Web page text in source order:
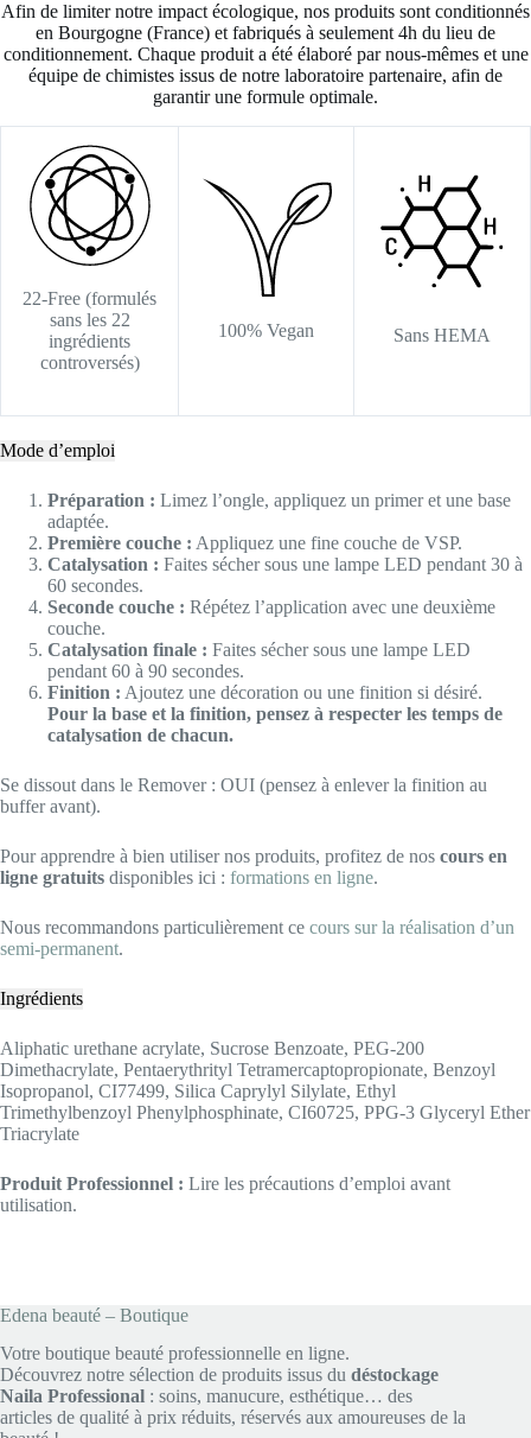
Afin de limiter notre impact écologique, nos produits sont conditionnés
en Bourgogne (France) et fabriqués à seulement 4h du lieu de
conditionnement. Chaque produit a été élaboré par nous-mêmes et une
équipe de chimistes issus de notre laboratoire partenaire, afin de
garantir une formule optimale.
22-Free (formulés
sans les 22
ingrédients
controversés)
100% Vegan Sans HEMA
Mode d’emploi
Préparation : Limez l’ongle, appliquez un primer et une base
adaptée.
Première couche : Appliquez une fine couche de VSP.
Catalysation : Faites sécher sous une lampe LED pendant 30 à
60 secondes.
Seconde couche : Répétez l’application avec une deuxième
couche.
Catalysation finale : Faites sécher sous une lampe LED
pendant 60 à 90 secondes.
Finition : Ajoutez une décoration ou une finition si désiré.
Pour la base et la finition, pensez à respecter les temps de
catalysation de chacun.
Se dissout dans le Remover : OUI (pensez à enlever la finition au
buffer avant).
Pour apprendre à bien utiliser nos produits, profitez de nos cours en
ligne gratuits disponibles ici : formations en ligne.
Nous recommandons particulièrement ce cours sur la réalisation d’un
semi-permanent.
Ingrédients
Aliphatic urethane acrylate, Sucrose Benzoate, PEG-200
Dimethacrylate, Pentaerythrityl Tetramercaptopropionate, Benzoyl
Isopropanol, CI77499, Silica Caprylyl Silylate, Ethyl
Trimethylbenzoyl Phenylphosphinate, CI60725, PPG-3 Glyceryl Ether
Triacrylate
Produit Professionnel : Lire les précautions d’emploi avant
utilisation.
Edena beauté – Boutique
Votre boutique beauté professionnelle en ligne.
Découvrez notre sélection de produits issus du déstockage
Naila Professional : soins, manucure, esthétique… des
articles de qualité à prix réduits, réservés aux amoureuses de la